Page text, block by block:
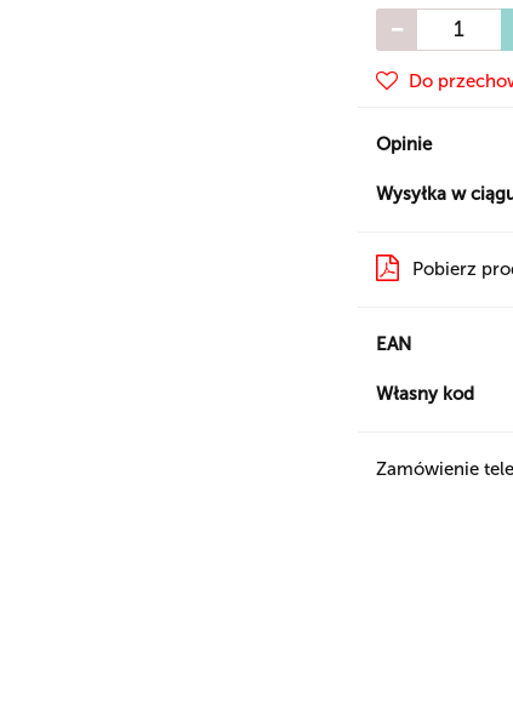
Do
Opinie
Wysyłka w
Pobierz
EAN
Własny kod
Zamówienie